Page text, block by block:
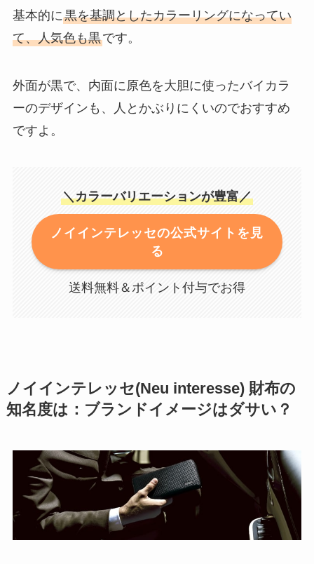
基本的に黒を基調としたカラーリングになってい
て、人気色も黒です。
外面が黒で、内面に原色を大胆に使ったバイカラ
ーのデザインも、人とかぶりにくいのでおすすめ
ですよ。
＼カラーバリエーションが豊富／
ノイインテレッセの公式サイトを見
る
送料無料＆ポイント付与でお得
ノイインテレッセ(Neu interesse) 財布の
知名度は：ブランドイメージはダサい？